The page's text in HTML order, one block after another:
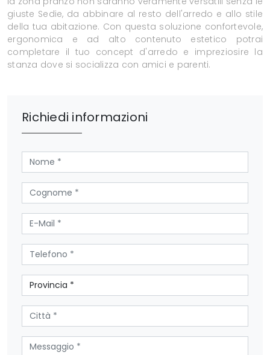
giuste Sedie, da abbinare al resto dell'arredo e allo stile
della tua abitazione. Con questa soluzione confortevole,
ergonomica e ad alto contenuto estetico potrai
completare il tuo concept d'arredo e impreziosire la
stanza dove si socializza con amici e parenti.
Richiedi informazioni